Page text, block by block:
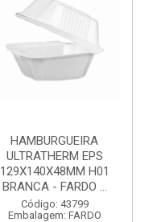
HAMBURGUEIRA
ULTRATHERM EPS
129X140X48MM H01
BRANCA - FARDO ...
Código: 43799
Embalagem: FARDO